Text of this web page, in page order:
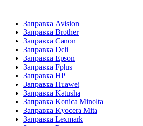
Заправка Avision
Заправка Brother
Заправка Canon
Заправка Deli
Заправка Epson
Заправка Fplus
Заправка HP
Заправка Huawei
Заправка Katusha
Заправка Konica Minolta
Заправка Kyocera Mita
Заправка Lexmark